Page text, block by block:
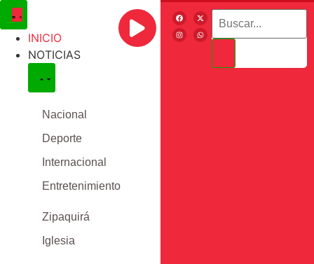
INICIO
NOTICIAS
Nacional
Deporte
Internacional
Entretenimiento
Zipaquirá
Iglesia